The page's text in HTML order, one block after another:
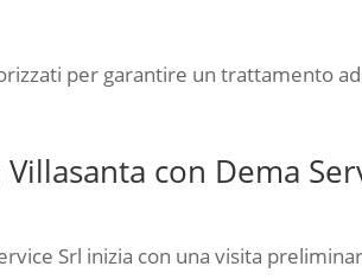
per garantire un trattamento
con Dema
Srl inizia con una visita